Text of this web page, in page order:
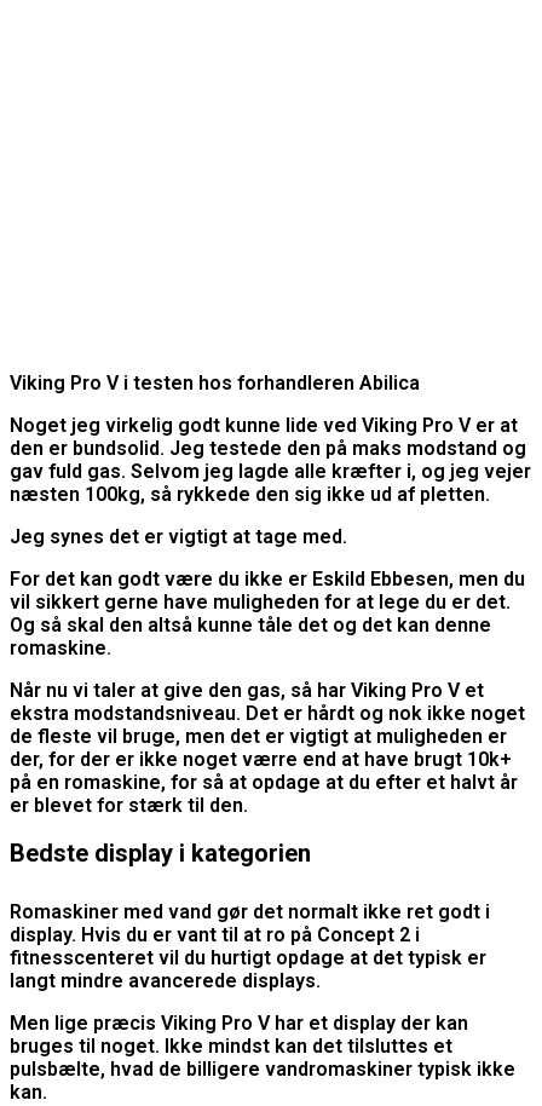
Viking Pro V i testen hos forhandleren Abilica
Noget jeg virkelig godt kunne lide ved Viking Pro V er at
den er bundsolid. Jeg testede den på maks modstand og
gav fuld gas. Selvom jeg lagde alle kræfter i, og jeg vejer
næsten 100kg, så rykkede den sig ikke ud af pletten.
Jeg synes det er vigtigt at tage med.
For det kan godt være du ikke er Eskild Ebbesen, men du
vil sikkert gerne have muligheden for at lege du er det.
Og så skal den altså kunne tåle det og det kan denne
romaskine.
Når nu vi taler at give den gas, så har Viking Pro V et
ekstra modstandsniveau. Det er hårdt og nok ikke noget
de fleste vil bruge, men det er vigtigt at muligheden er
der, for der er ikke noget værre end at have brugt 10k+
på en romaskine, for så at opdage at du efter et halvt år
er blevet for stærk til den.
Bedste display i kategorien
Romaskiner med vand gør det normalt ikke ret godt i
display. Hvis du er vant til at ro på Concept 2 i
fitnesscenteret vil du hurtigt opdage at det typisk er
langt mindre avancerede displays.
Men lige præcis Viking Pro V har et display der kan
bruges til noget. Ikke mindst kan det tilsluttes et
pulsbælte, hvad de billigere vandromaskiner typisk ikke
kan.